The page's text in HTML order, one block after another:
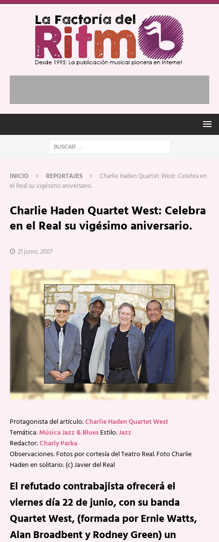
INICIO REPORTAJES
Charlie Haden Quartet West: Celebra en
el Real su vigésimo aniversario.
Charlie Haden Quartet West: Celebra
en el Real su vigésimo aniversario.
21 junio, 2007
Protagonista del artículo:Charlie Haden Quartet West
Temática:Música Jazz & BluesEstilo:Jazz
Redactor:Charly Parka
Observaciones: Fotos por cortesía del Teatro Real. Foto Charlie
Haden en solitario: (c) Javier del Real
El refutado contrabajista ofrecerá el
viernes día 22 de junio, con su banda
Quartet West, (formada por Ernie Watts,
Alan Broadbent y Rodney Green) un